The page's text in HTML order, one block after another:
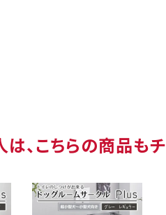
、こちらの商品もチ